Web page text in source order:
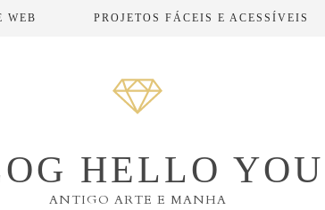
WEB PROJETOS FÁCEIS E ACESSÍVEIS
HELLO YOU
ANTIGO ARTE E MANHA